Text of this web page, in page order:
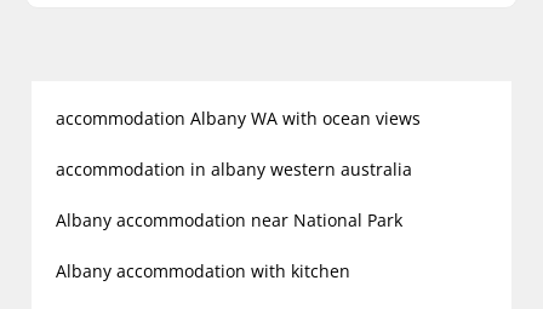
accommodation Albany WA with ocean views
accommodation in albany western australia
Albany accommodation near National Park
Albany accommodation with kitchen